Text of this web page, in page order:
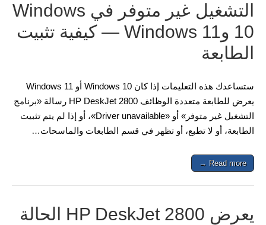
التشغيل غير متوفر في Windows
10 وWindows 11 — كيفية تثبيت
الطابعة
ستساعدك هذه التعليمات إذا كان Windows 10 أو Windows 11
يعرض للطابعة متعددة الوظائف HP DeskJet 2800 رسالة «برنامج
التشغيل غير متوفر» أو «Driver unavailable»، أو إذا لم يتم تثبيت
الطابعة، أو لا تطبع، أو تظهر في قسم الطابعات والماسحات…
Read more →
يعرض HP DeskJet 2800 الحالة